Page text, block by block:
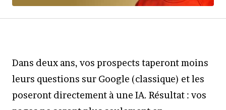
Dans deux ans, vos prospects taperont moins
leurs questions sur Google (classique) et les
poseront directement à une IA. Résultat : vos